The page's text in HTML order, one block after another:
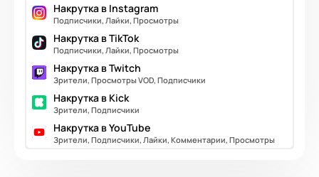
Накрутка в Instagram
Подписчики, Лайки, Просмотры
Накрутка в TikTok
Подписчики, Лайки, Просмотры
Накрутка в Twitch
Зрители, Просмотры VOD, Подписчики
Накрутка в Kick
Зрители, Подписчики
Накрутка в YouTube
Зрители, Подписчики, Лайки, Комментарии, Просмотры